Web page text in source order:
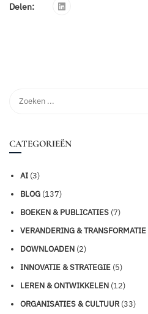
Delen:
CATEGORIEËN
AI (3)
BLOG (137)
BOEKEN & PUBLICATIES (7)
VERANDERING & TRANSFORMATIE
DOWNLOADEN (2)
INNOVATIE & STRATEGIE (5)
LEREN & ONTWIKKELEN (12)
ORGANISATIES & CULTUUR (33)